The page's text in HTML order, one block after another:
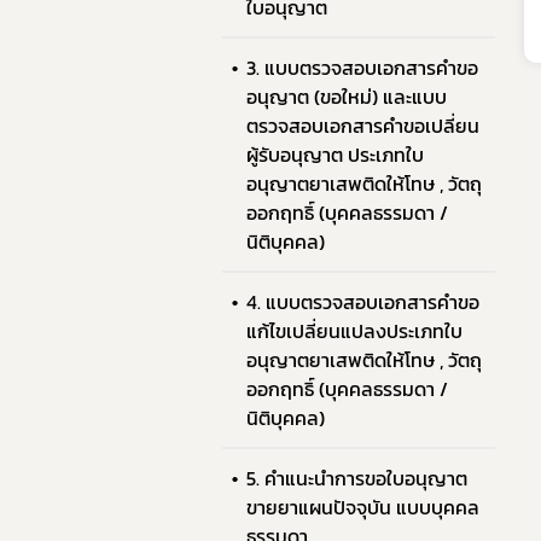
ใบอนุญาต
3. แบบตรวจสอบเอกสารคำขอ
อนุญาต (ขอใหม่) และแบบ
ตรวจสอบเอกสารคำขอเปลี่ยน
ผู้รับอนุญาต ประเภทใบ
อนุญาตยาเสพติดให้โทษ , วัตถุ
ออกฤทธิ์ (บุคคลธรรมดา /
นิติบุคคล)
4. แบบตรวจสอบเอกสารคำขอ
แก้ไขเปลี่ยนแปลงประเภทใบ
อนุญาตยาเสพติดให้โทษ , วัตถุ
ออกฤทธิ์ (บุคคลธรรมดา /
นิติบุคคล)
5. คำแนะนำการขอใบอนุญาต
ขายยาแผนปัจจุบัน แบบบุคคล